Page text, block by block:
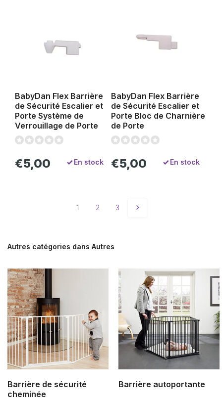
BabyDan Flex Barrière
de Sécurité Escalier et
Porte Système de
Verrouillage de Porte
€5,00 En stock
BabyDan Flex Barrière
de Sécurité Escalier et
Porte Bloc de Charnière
de Porte
€5,00 En stock
1 2 3
Autres catégories dans Autres
Barrière de sécurité
cheminée
Barrière autoportante